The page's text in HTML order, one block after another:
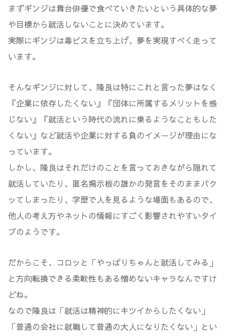
まずギンジは舞台俳優で食べていきたいという具体的な夢
や目標から就活しないことに決めています。
実際にギンジは毒ビスを立ち上げ、夢を実現すべく走って
います。
そんなギンジに対して、隆良は特にこれと言った夢はなく
『企業に依存したくない』『団体に所属するメリットを感
じない』『就活という時代の流れに乗るようなこともした
くない』など就活や企業に対する負のイメージが理由にな
っています。
しかし、隆良はそれだけのことを言っておきながら隠れて
就活していたり、匿名掲示板の誰かの発言をそのままパク
ッてしまったり、学歴で人を見るような場面もあるので、
他人の考え方やネットの情報にすごく影響されやすいタイ
プのようです。
だからこそ、コロッと「やっぱりちゃんと就活してみる」
と方向転換できる柔軟性もある憎めないキャラなんですけ
どね。
なので隆良は「就活は精神的にキツイからしたくない」
「普通の会社に就職して普通の大人になりたくない」とい